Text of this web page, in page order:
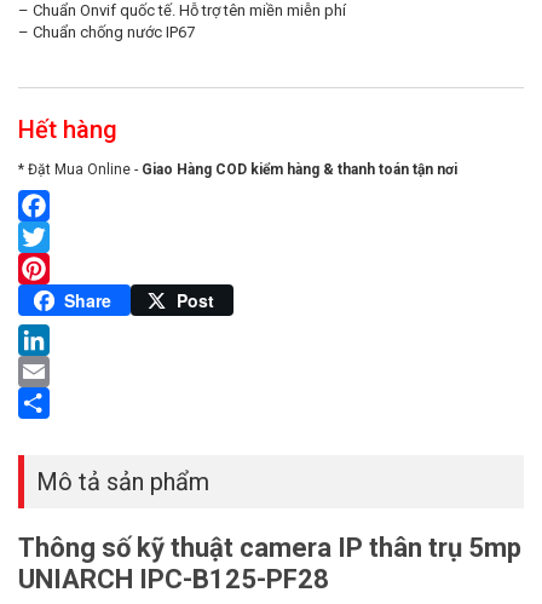
– Chuẩn Onvif quốc tế. Hỗ trợ tên miền miễn phí
– Chuẩn chống nước IP67
Hết hàng
* Đặt Mua Online - Giao Hàng COD kiểm hàng & thanh toán tận nơi
Facebook
Twitter
Pinterest
Share Post
LinkedIn
Email
Mô tả sản phẩm
Thông số kỹ thuật camera IP thân trụ 5mp
UNIARCH IPC-B125-PF28